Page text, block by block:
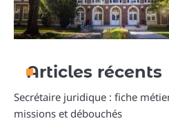
Articles récents
Secrétaire juridique : fiche
missions et débouchés